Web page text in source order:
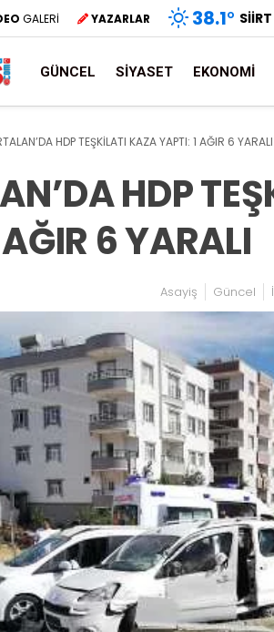
GALERİ YAZARLAR 38.1° SIIRT
GÜNCEL SIYASET EKONOMI
HDP TEŞKİLATI KAZA YAPTI: 1 AĞIR 6 YARALI
HDP
6 YARALI
Asayiş Güncel